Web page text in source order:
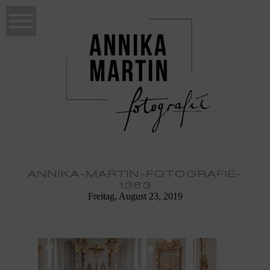
ANNIKA-MARTIN-FOTOGRAFIE-
1363
Freitag, August 23, 2019